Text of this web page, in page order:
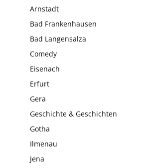
Arnstadt
Bad Frankenhausen
Bad Langensalza
Comedy
Eisenach
Erfurt
Gera
Geschichte & Geschichten
Gotha
Ilmenau
Jena